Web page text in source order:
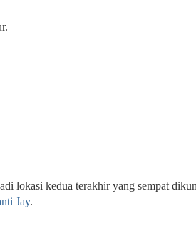
lokasi kedua terakhir yang sempat
Jay.